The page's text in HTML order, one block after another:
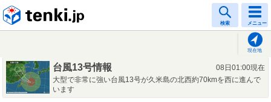
検索 メニュー
現在地
台風13号情報
08日01:00現在
大型で非常に強い台風13号が久米島の北西約70kmを西に進んで
います